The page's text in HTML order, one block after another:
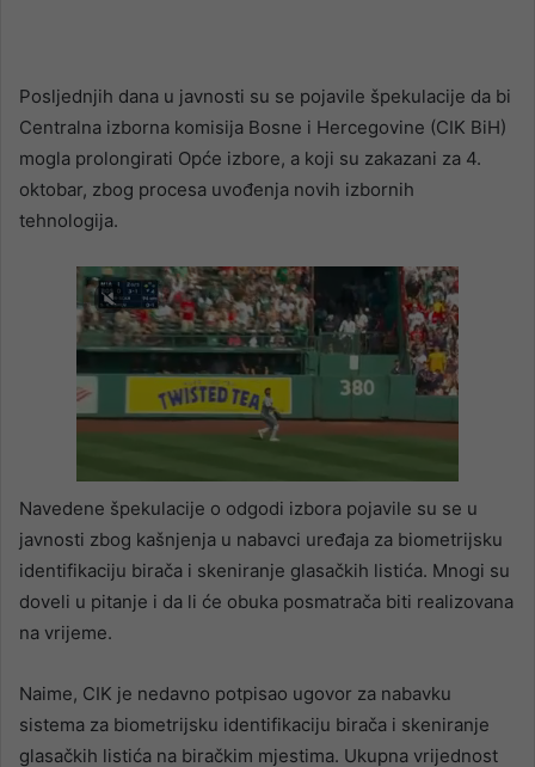
Posljednjih dana u javnosti su se pojavile špekulacije da bi
Centralna izborna komisija Bosne i Hercegovine (CIK BiH)
mogla prolongirati Opće izbore, a koji su zakazani za 4.
oktobar, zbog procesa uvođenja novih izbornih
tehnologija.
Navedene špekulacije o odgodi izbora pojavile su se u
javnosti zbog kašnjenja u nabavci uređaja za biometrijsku
identifikaciju birača i skeniranje glasačkih listića. Mnogi su
doveli u pitanje i da li će obuka posmatrača biti realizovana
na vrijeme.
Naime, CIK je nedavno potpisao ugovor za nabavku
sistema za biometrijsku identifikaciju birača i skeniranje
glasačkih listića na biračkim mjestima. Ukupna vrijednost